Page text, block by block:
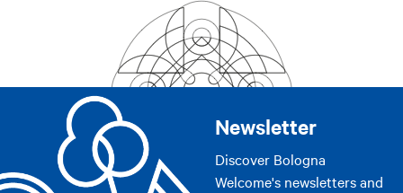
Newsletter
Discover Bologna
Welcome's newsletters and